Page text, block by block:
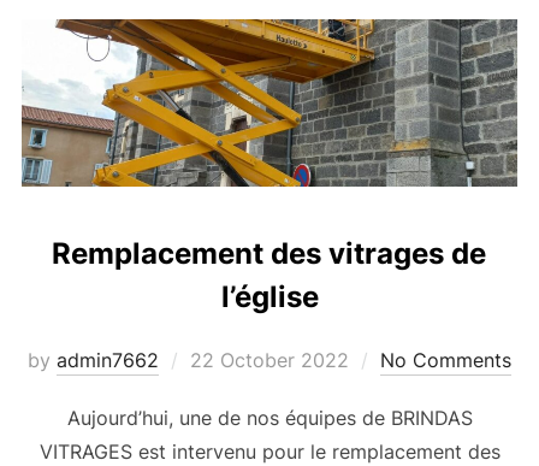
Remplacement des vitrages de
l’église
by admin7662
Posted
22 October 2022 No Comments
Aujourd’hui, une de nos équipes de BRINDAS
VITRAGES est intervenu pour le remplacement des